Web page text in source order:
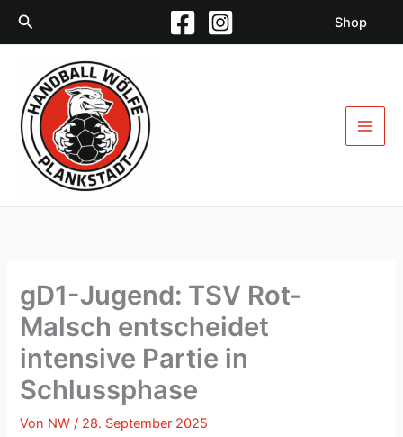
Inhalt
Suchen Shop
gD1-Jugend: TSV Rot-
Malsch entscheidet
intensive Partie in
Schlussphase
Von NW/ 28. September 2025